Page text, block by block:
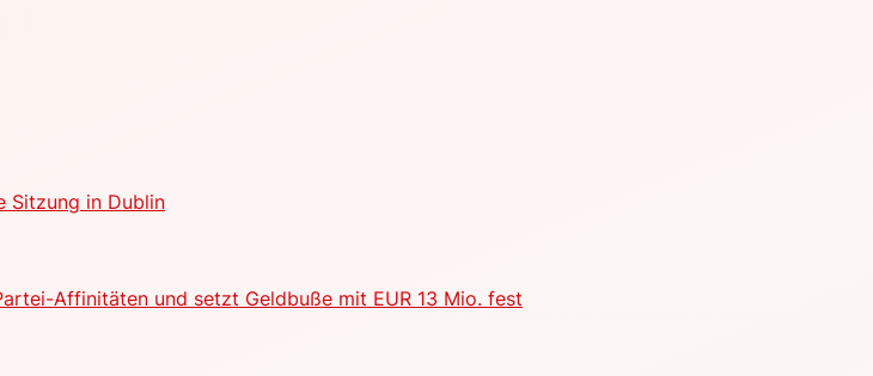
Sitzung in Dublin
Affinitäten und setzt Geldbuße mit EUR 13 Mio. fest